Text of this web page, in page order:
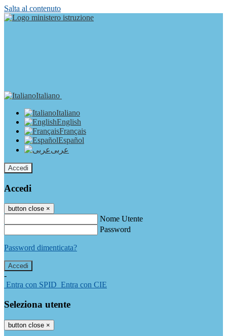
Salta al contenuto
Italiano
Italiano
English
Français
Español
عربى
Accedi
Accedi
button close ×
Nome Utente
Password
Password dimenticata?
-
Entra con SPID Entra con CIE
Seleziona utente
button close ×